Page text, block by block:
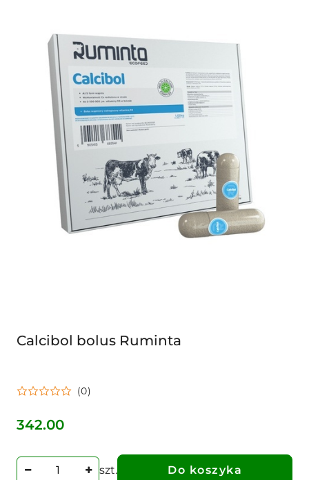
Calcibol bolus Ruminta
(0)
Cena:
342.00
szt. Do koszyka